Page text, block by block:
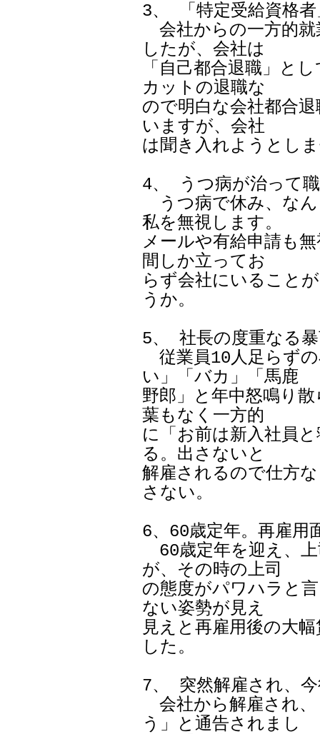
3、 「特定受給資格
会社からの一方的就
したが、会社は
「自己都合退職」と
カットの退職な
ので明白な会社都合
いますが、会社
は聞き入れようとし
4、 うつ病が治って
うつ病で休み、な
私を無視します。
メールや有給申請も
間しか立ってお
らず会社にいること
うか。
5、 社長の度重なる
従業員10人足らず
い」「バカ」「馬鹿
野郎」と年中怒鳴り
葉もなく一方的
に「お前は新入社員
る。出さないと
解雇されるので仕方
さない。
6、60歳定年。再雇用
60歳定年を迎え、
が、その時の上司
の態度がパワハラと
ない姿勢が見え
見えと再雇用後の大
した。
7、 突然解雇され、
会社から解雇され、
う」と通告されまし